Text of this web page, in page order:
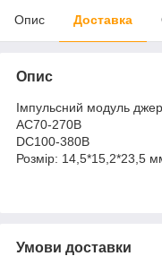
Опис Доставка
Опис
Імпульсний модуль
AC70-270В
DC100-380В
Розмір: 14,5*15,2*23,5
Умови доставки